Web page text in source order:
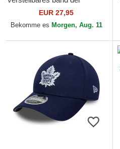
Toronto Maple Leafs NHL von
47 Brand
EUR 27,95
Bekomme es Morgen, Aug. 11